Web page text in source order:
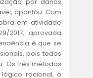
apontou. Com
em atividade
2017, aprovada
é que se
pois todos
Os três métodos
racional, o